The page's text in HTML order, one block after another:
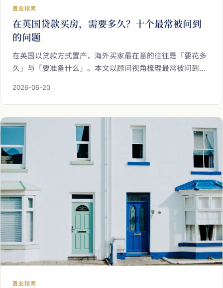
置业指南
在英国贷款买房，需要多久？十个最常被问到
的问题
在英国以贷款方式置产，海外买家最在意的往往是「要花多
久」与「要准备什么」。本文以顾问视角梳理最常被问到的
个流程心中有数，从容展开英国置产。
2026-06-20
置业指南